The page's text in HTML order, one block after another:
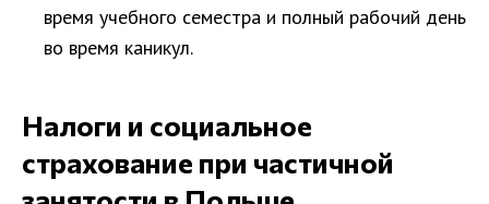
время учебного семестра и полный рабочий день
во время каникул.
Налоги и социальное
страхование при частичной